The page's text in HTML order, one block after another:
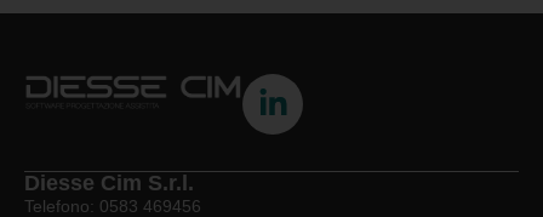
Diesse Cim S.r.l.
Telefono: 0583 469456